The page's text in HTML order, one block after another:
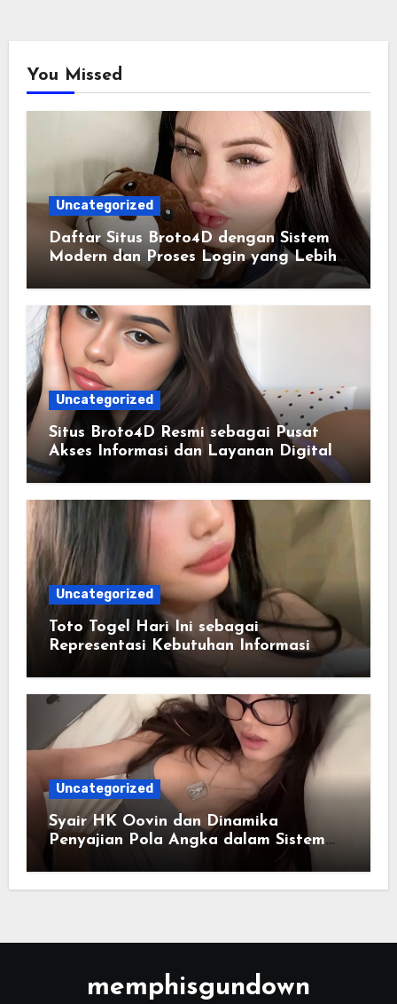
You Missed
Uncategorized
Daftar Situs Broto4D dengan Sistem
Modern dan Proses Login yang Lebih
Uncategorized
Situs Broto4D Resmi sebagai Pusat
Akses Informasi dan Layanan Digital
Uncategorized
Toto Togel Hari Ini sebagai
Representasi Kebutuhan Informasi
Uncategorized
Syair HK Oovin dan Dinamika
Penyajian Pola Angka dalam Sistem
memphisgundown